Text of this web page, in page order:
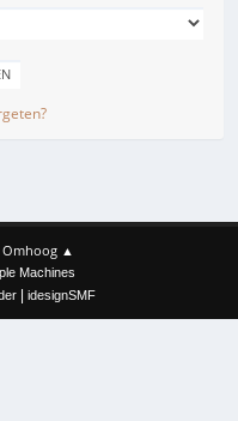
Omhoog ▲
Machines
idesignSMF